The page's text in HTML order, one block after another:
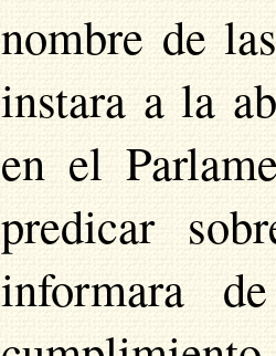
nombre de
instara a la
en el
predicar
informara